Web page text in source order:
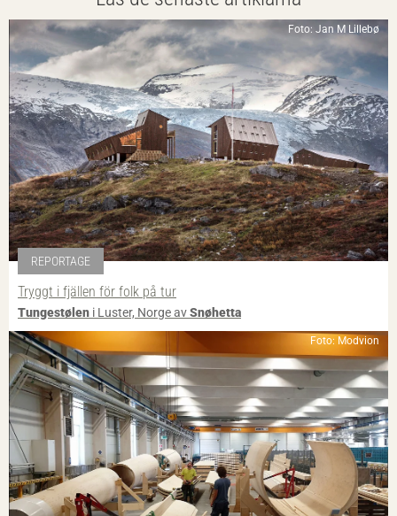
Foto: Jan M Lillebø
REPORTAGE
Tryggt i fjällen för folk på tur
Tungestølen i Luster, Norge avSnøhetta
Foto: Modvion